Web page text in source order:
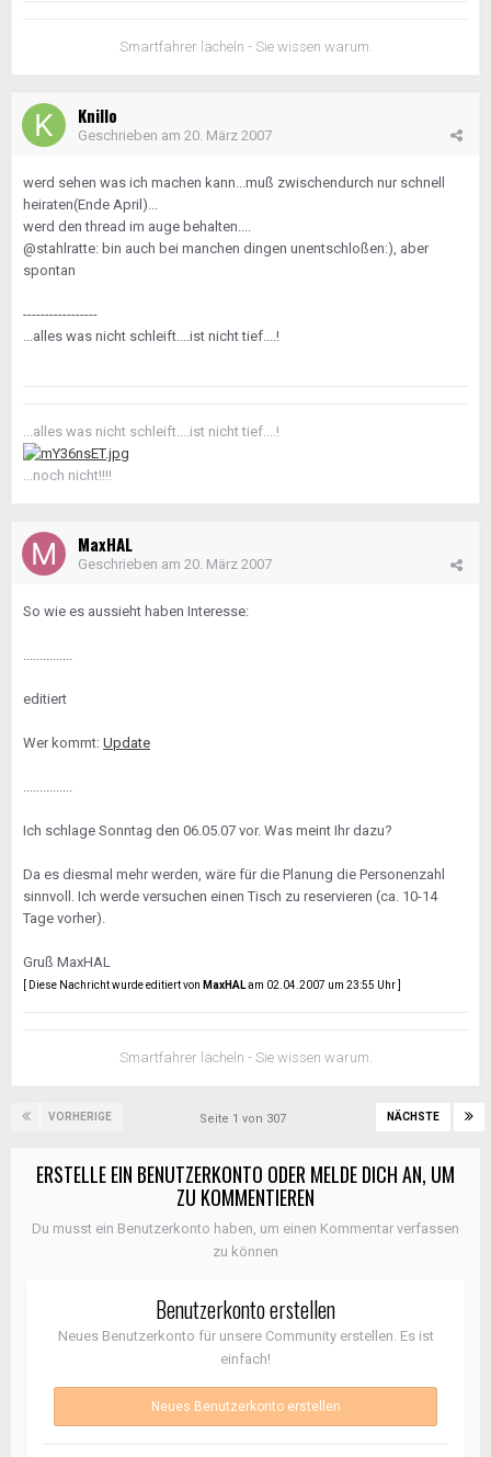
Smartfahrer lächeln - Sie wissen warum.
Knillo
Geschrieben am 20. März 2007
werd sehen was ich machen kann...muß zwischendurch nur schnell
heiraten(Ende April)...
werd den thread im auge behalten....
@stahlratte: bin auch bei manchen dingen unentschloßen:), aber
spontan
-----------------
...alles was nicht schleift....ist nicht tief....!
...alles was nicht schleift....ist nicht tief....!
...noch nicht!!!!
MaxHAL
Geschrieben am 20. März 2007
So wie es aussieht haben Interesse:
...............
editiert
Wer kommt: Update
...............
Ich schlage Sonntag den 06.05.07 vor. Was meint Ihr dazu?
Da es diesmal mehr werden, wäre für die Planung die Personenzahl
sinnvoll. Ich werde versuchen einen Tisch zu reservieren (ca. 10-14
Tage vorher).
Gruß MaxHAL
[ Diese Nachricht wurde editiert von MaxHALam 02.04.2007 um 23:55 Uhr ]
Smartfahrer lächeln - Sie wissen warum.
VORHERIGE NÄCHSTE
Seite 1 von 307
ERSTELLE EIN BENUTZERKONTO ODER MELDE DICH AN, UM
ZU KOMMENTIEREN
Du musst ein Benutzerkonto haben, um einen Kommentar verfassen
zu können
Benutzerkonto erstellen
Neues Benutzerkonto für unsere Community erstellen. Es ist
einfach!
Neues Benutzerkonto erstellen